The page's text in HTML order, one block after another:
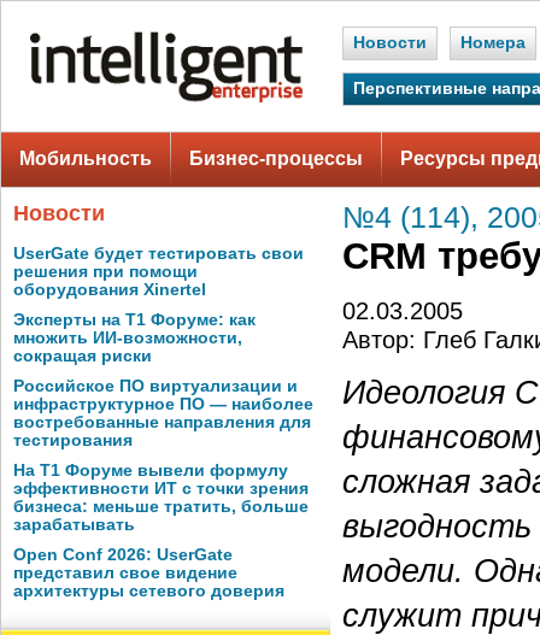
Новости Номера
Перспективные
Мобильность Бизнес-процессы Ресурсы
Новости
UserGate будет тестировать свои
решения при помощи
оборудования Xinertel
Эксперты на Т1 Форуме: как
множить ИИ-возможности,
сокращая риски
Российское ПО виртуализации и
инфраструктурное ПО — наиболее
востребованные направления для
тестирования
На Т1 Форуме вывели формулу
эффективности ИТ с точки зрения
бизнеса: меньше тратить, больше
зарабатывать
Open Conf 2026: UserGate
представил свое видение
архитектуры сетевого доверия
№4 (114),
CRM
02.03.2005
Автор: Глеб
Идеология
сложная
выгодность
модели.
служит